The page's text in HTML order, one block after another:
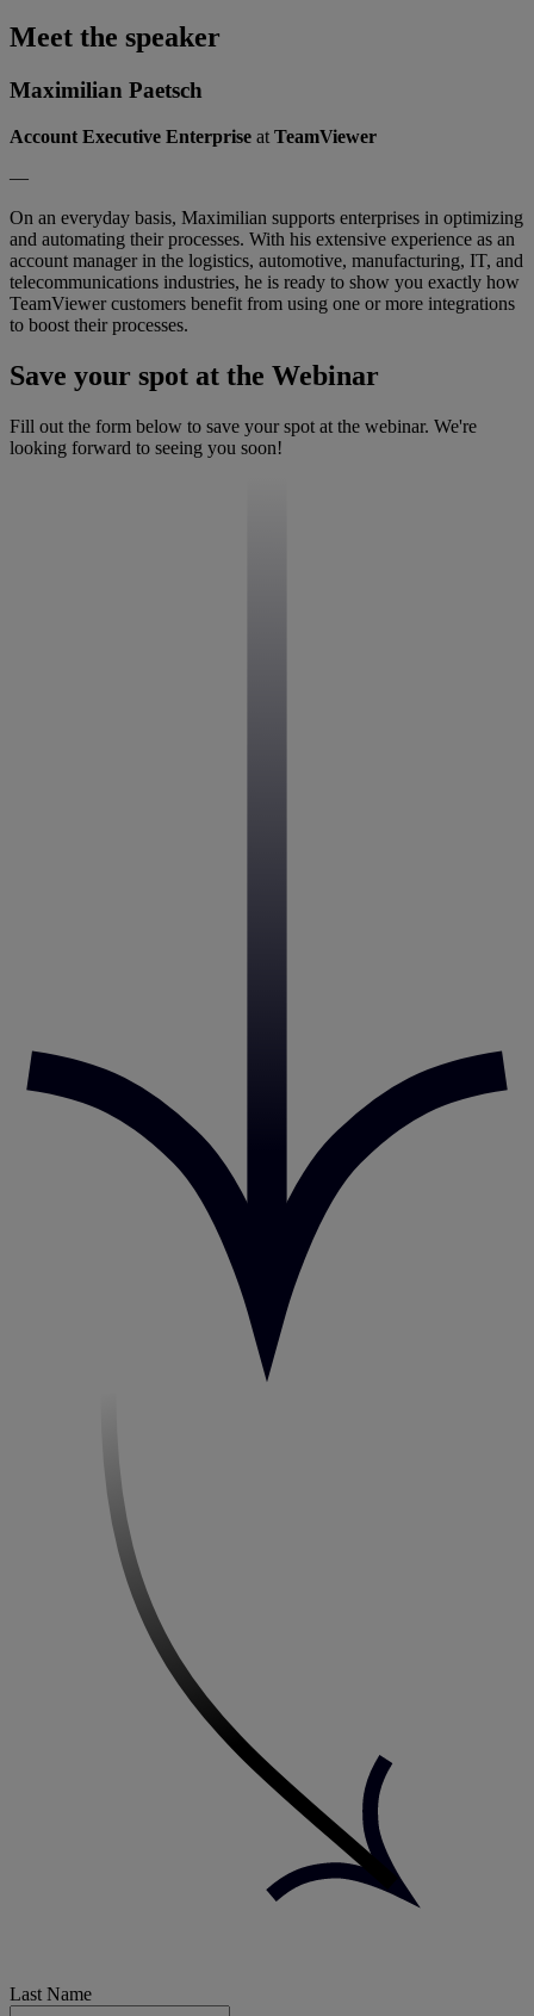
Meet the speaker
Maximilian Paetsch
Account Executive Enterprise at TeamViewer
—
On an everyday basis, Maximilian supports enterprises in optimizing
and automating their processes. With his extensive experience as an
account manager in the logistics, automotive, manufacturing, IT, and
telecommunications industries, he is ready to show you exactly how
TeamViewer customers benefit from using one or more integrations
to boost their processes.
Save your spot at the Webinar
Fill out the form below to save your spot at the webinar. We're
looking forward to seeing you soon!
Last Name